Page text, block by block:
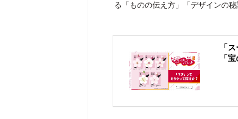
る「ものの伝え方」「デザインの
「
「